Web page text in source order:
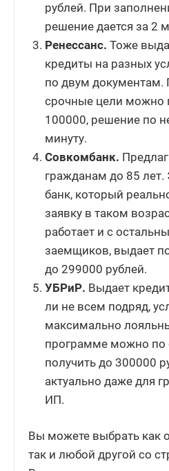
рублей. При
решение дается за 2
Ренессанс. Тоже
кредиты на разных
по двум документам.
срочные цели можно
100000, решение по
минуту.
Совкомбанк.
гражданам до 85
банк, который
заявку в таком
работает и с
заемщиков, выдает
до 299000 рублей.
УБРиР. Выдает
ли не всем подряд,
максимально
программе можно по
получить до 300000
актуально даже для
ИП.
Вы можете выбрать как
так и любой другой со